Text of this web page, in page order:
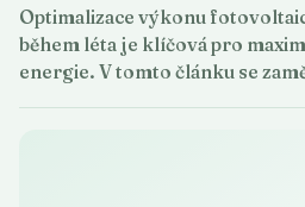
Optimalizace výkonu
během léta je klíčová pro
energie. V tomto článku se